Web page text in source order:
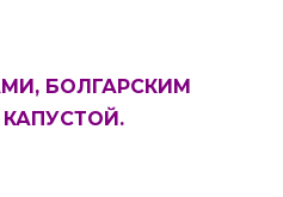
БОЛГАРСКИМ